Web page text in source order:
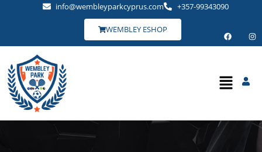
info@wembleyparkcyprus.com +357-99343090
WEMBLEY ESHOP